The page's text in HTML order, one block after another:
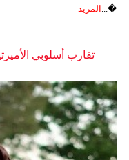
�... المزيد
تقارب أسلوبي